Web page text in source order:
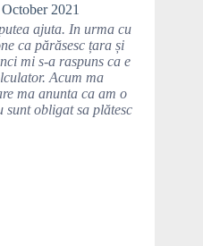
2021
ajuta. In urma cu
ca părăsesc țara și
mi s-a raspuns ca e
Acum ma
ma anunta ca am o
sunt obligat sa plătesc